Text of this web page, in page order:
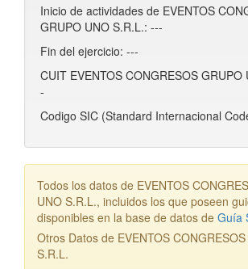
Inicio de actividades de EVENTOS
GRUPO UNO S.R.L.: ---
Fin del ejercicio: ---
CUIT EVENTOS CONGRESOS GRUPO
-
Codigo SIC (Standard Internacional
Todos los datos de EVENTOS
UNO S.R.L., incluidos los que poseen
disponibles en la base de datos de Guía
Otros Datos de EVENTOS
S.R.L.